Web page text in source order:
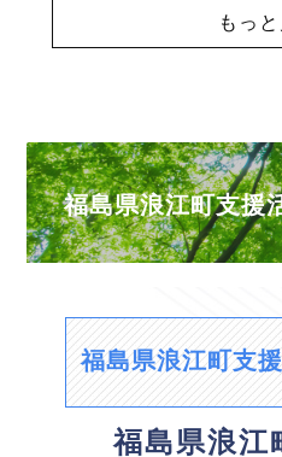
もっ
福島県浪江町支援
福島県浪江町支
福島県浪江